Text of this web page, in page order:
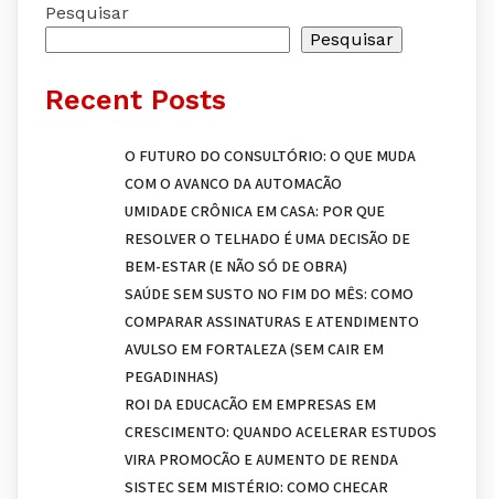
Pesquisar
Pesquisar
Recent Posts
O FUTURO DO CONSULTÓRIO: O QUE MUDA
COM O AVANÇO DA AUTOMAÇÃO
UMIDADE CRÔNICA EM CASA: POR QUE
RESOLVER O TELHADO É UMA DECISÃO DE
BEM-ESTAR (E NÃO SÓ DE OBRA)
SAÚDE SEM SUSTO NO FIM DO MÊS: COMO
COMPARAR ASSINATURAS E ATENDIMENTO
AVULSO EM FORTALEZA (SEM CAIR EM
PEGADINHAS)
ROI DA EDUCAÇÃO EM EMPRESAS EM
CRESCIMENTO: QUANDO ACELERAR ESTUDOS
VIRA PROMOÇÃO E AUMENTO DE RENDA
SISTEC SEM MISTÉRIO: COMO CHECAR